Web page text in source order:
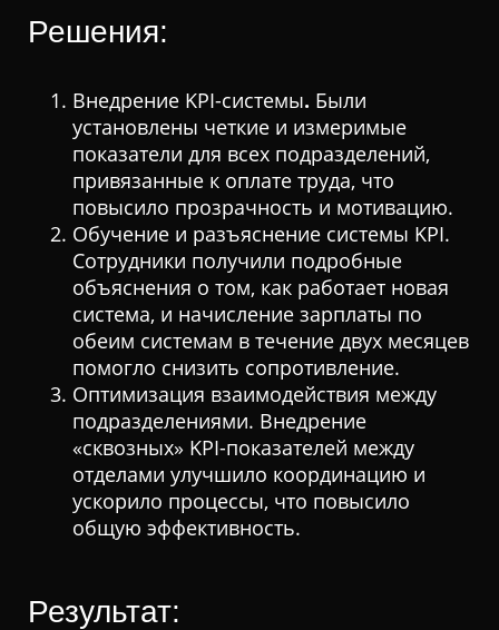
Решения:
Внедрение KPI-системы. Были
установлены четкие и измеримые
показатели для всех подразделений,
привязанные к оплате труда, что
повысило прозрачность и мотивацию.
Обучение и разъяснение системы KPI.
Сотрудники получили подробные
объяснения о том, как работает новая
система, и начисление зарплаты по
обеим системам в течение двух месяцев
помогло снизить сопротивление.
Оптимизация взаимодействия между
подразделениями. Внедрение
«сквозных» KPI-показателей между
отделами улучшило координацию и
ускорило процессы, что повысило
общую эффективность.
Результат: